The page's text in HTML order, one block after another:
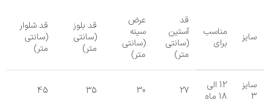
سایز
مناسب
برای
قد
آستین
(سانتی
متر)
عرض
سینه
(سانتی
متر)
قد بلوز
(سانتی
متر)
قد شلوار
(سانتی
متر)
سایز
3
12 الی
18 ماه
27
30
35
45